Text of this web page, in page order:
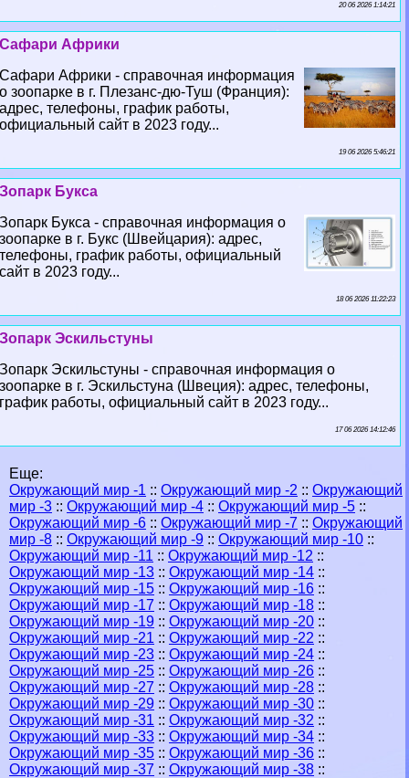
20 06 2026 1:14:21
Сафари Африки
Сафари Африки - справочная информация
о зоопарке в г. Плезанс-дю-Туш (Франция):
адрес, телефоны, график работы,
официальный сайт в 2023 году...
19 06 2026 5:46:21
Зопарк Букса
Зопарк Букса - справочная информация о
зоопарке в г. Букс (Швейцария): адрес,
телефоны, график работы, официальный
сайт в 2023 году...
18 06 2026 11:22:23
Зопарк Эскильстуны
Зопарк Эскильстуны - справочная информация о
зоопарке в г. Эскильстуна (Швеция): адрес, телефоны,
график работы, официальный сайт в 2023 году...
17 06 2026 14:12:46
Еще:
Окружающий мир -1 :: Окружающий мир -2 :: Окружающий
мир -3 :: Окружающий мир -4 :: Окружающий мир -5 ::
Окружающий мир -6 :: Окружающий мир -7 :: Окружающий
мир -8 :: Окружающий мир -9 :: Окружающий мир -10 ::
Окружающий мир -11 :: Окружающий мир -12 ::
Окружающий мир -13 :: Окружающий мир -14 ::
Окружающий мир -15 :: Окружающий мир -16 ::
Окружающий мир -17 :: Окружающий мир -18 ::
Окружающий мир -19 :: Окружающий мир -20 ::
Окружающий мир -21 :: Окружающий мир -22 ::
Окружающий мир -23 :: Окружающий мир -24 ::
Окружающий мир -25 :: Окружающий мир -26 ::
Окружающий мир -27 :: Окружающий мир -28 ::
Окружающий мир -29 :: Окружающий мир -30 ::
Окружающий мир -31 :: Окружающий мир -32 ::
Окружающий мир -33 :: Окружающий мир -34 ::
Окружающий мир -35 :: Окружающий мир -36 ::
Окружающий мир -37 :: Окружающий мир -38 ::